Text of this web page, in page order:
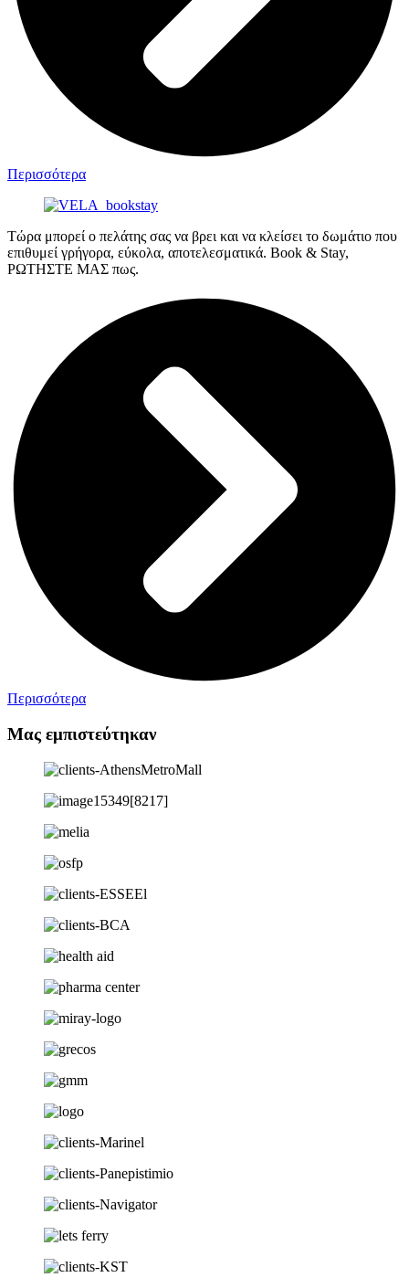
Περισσότερα
Τώρα μπορεί ο πελάτης σας να βρει και να κλείσει το δωμάτιο που
επιθυμεί γρήγορα, εύκολα, αποτελεσματικά. Book & Stay,
ΡΩΤΗΣΤΕ ΜΑΣ πως.
Περισσότερα
Μας εμπιστεύτηκαν